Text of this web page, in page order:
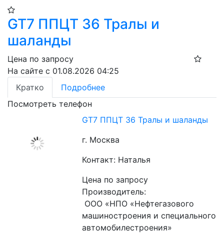
GT7 ППЦТ 36 Тралы и
шаланды
Цена по запросу
На сайте с 01.08.2026 04:25
Кратко
Подробнее
Посмотреть телефон
GT7 ППЦТ 36 Тралы и шаланды
г. Москва
Контакт: Наталья
Цена по запросу
Производитель:
машиностроения и специального
автомобилестроения»